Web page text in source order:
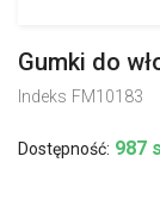
Gumki do
Indeks FM10183
Dostępność: 987